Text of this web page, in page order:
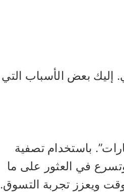
إليك بعض الأسباب التي
باستخدام تصفية
في العثور على ما
ويعزز تجربة التسوق.